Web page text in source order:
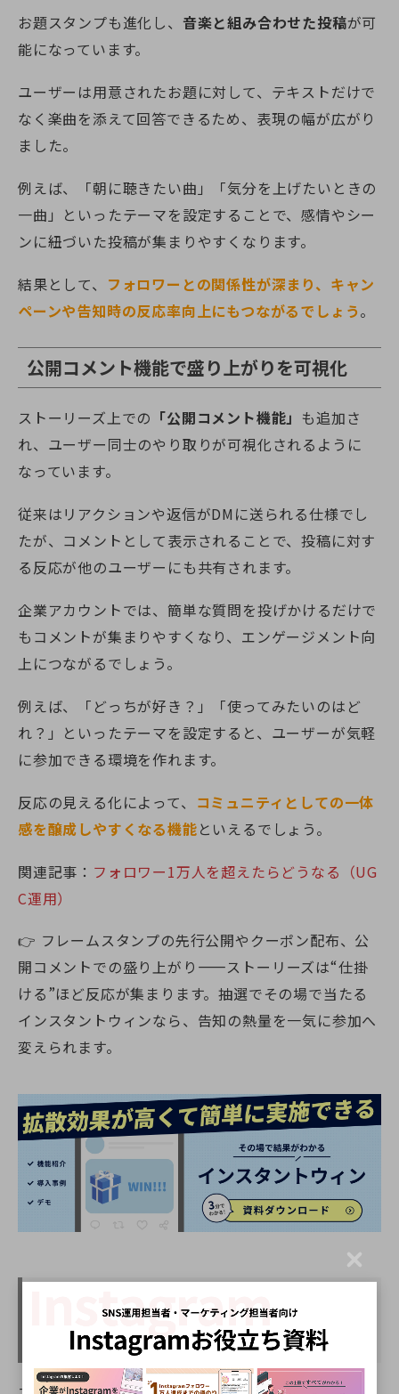
お題スタンプも進化し、 音楽と組み合わせた投稿が可
能になっています。
ユーザーは用意されたお題に対して、テキストだけで
なく楽曲を添えて回答できるため、表現の幅が広がり
ました。
例えば、「朝に聴きたい曲」「気分を上げたいときの
一曲」といったテーマを設定することで、感情やシー
ンに紐づいた投稿が集まりやすくなります。
結果として、 フォロワーとの関係性が深まり、キャン
ペーンや告知時の反応率向上にもつながるでしょう。
公開コメント機能で盛り上がりを可視化
ストーリーズ上での 「公開コメント機能」 も追加さ
れ、ユーザー同士のやり取りが可視化されるように
なっています。
従来はリアクションや返信がDMに送られる仕様でし
たが、コメントとして表示されることで、投稿に対す
る反応が他のユーザーにも共有されます。
企業アカウントでは、簡単な質問を投げかけるだけで
もコメントが集まりやすくなり、エンゲージメント向
上につながるでしょう。
例えば、「どっちが好き？」「使ってみたいのはど
れ？」といったテーマを設定すると、ユーザーが気軽
に参加できる環境を作れます。
反応の見える化によって、 コミュニティとしての一体
感を醸成しやすくなる機能といえるでしょう。
関連記事： フォロワー1万人を超えたらどうなる（UG
C運用）
👉 フレームスタンプの先行公開やクーポン配布、公
開コメントでの盛り上がり——ストーリーズは“仕掛
ける”ほど反応が集まります。抽選でその場で当たる
インスタントウィンなら、告知の熱量を一気に参加へ
変えられます。
プロフィール画像のカスタマイズ
機能
C
l